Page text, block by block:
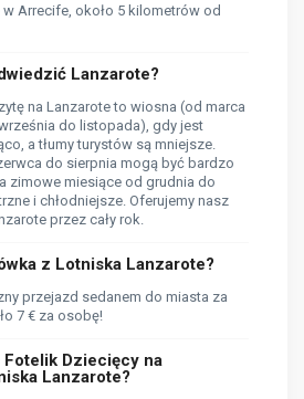
Arrecife, około 5 kilometrów od
Lanzarote?
na Lanzarote to wiosna (od marca
do listopada), gdy jest
a tłumy turystów są mniejsze.
do sierpnia mogą być bardzo
zimowe miesiące od grudnia do
i chłodniejsze. Oferujemy nasz
przez cały rok.
z Lotniska Lanzarote?
przejazd sedanem do miasta za
7 € za osobę!
Fotelik Dziecięcy na
Lanzarote?